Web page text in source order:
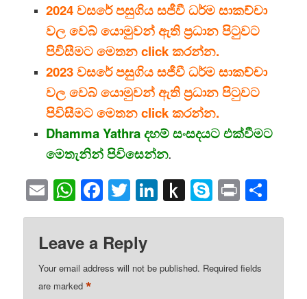
2024 වසරේ පසුගිය සජීවී ධර්ම සාකච්චා
වල වෙබ් යොමුවන් ඇති ප්‍රධාන පිටුවට
පිවිසීමට මෙතන click කරන්න.
2023 වසරේ පසුගිය සජීවී ධර්ම සාකච්චා
වල වෙබ් යොමුවන් ඇති ප්‍රධාන පිටුවට
පිවිසීමට මෙතන click කරන්න.
Dhamma Yathra දහම් සංසදයට එක්වීමට
මෙතැනින් පිවිසෙන්න.
EmailWhatsApp
Facebook
Twitter
LinkedIn
Push
to
Skype
Print
Leave a Reply
Your email address will not be published. Required fields
are marked*